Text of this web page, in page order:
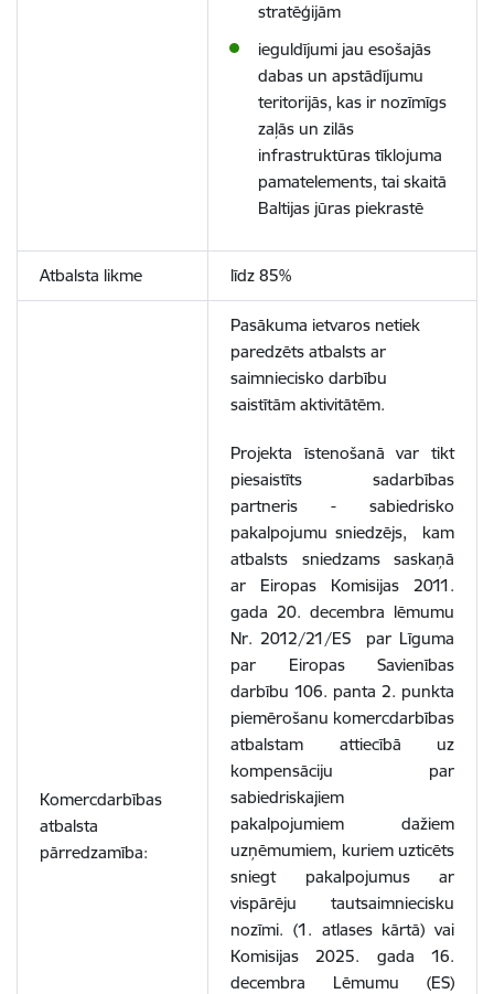
stratēģijām
ieguldījumi jau esošajās
dabas un apstādījumu
teritorijās, kas ir nozīmīgs
zaļās un zilās
infrastruktūras tīklojuma
pamatelements, tai skaitā
Baltijas jūras piekrastē
Atbalsta likme līdz 85%
Komercdarbības
atbalsta
pārredzamība:
Pasākuma ietvaros netiek
paredzēts atbalsts ar
saimniecisko darbību
saistītām aktivitātēm.
Projekta īstenošanā var tikt
piesaistīts sadarbības
partneris - sabiedrisko
pakalpojumu sniedzējs, kam
atbalsts sniedzams saskaņā
ar Eiropas Komisijas 2011.
gada 20. decembra lēmumu
Nr. 2012/21/ES par Līguma
par Eiropas Savienības
darbību 106. panta 2. punkta
piemērošanu komercdarbības
atbalstam attiecībā uz
kompensāciju par
sabiedriskajiem
pakalpojumiem dažiem
uzņēmumiem, kuriem uzticēts
sniegt pakalpojumus ar
vispārēju tautsaimniecisku
nozīmi. (1. atlases kārtā) vai
Komisijas 2025. gada 16.
decembra Lēmumu (ES)